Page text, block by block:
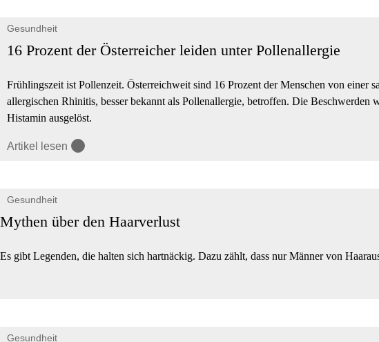
Gesundheit
16 Prozent der Österreicher leiden unter Pollenallergie
Frühlingszeit ist Pollenzeit. Österreichweit sind 16 Prozent der Menschen von einer
allergischen Rhinitis, besser bekannt als Pollenallergie, betroffen. Die Beschwerden
Histamin ausgelöst.
Artikel lesen
Gesundheit
Mythen über den Haarverlust
Es gibt Legenden, die halten sich hartnäckig. Dazu zählt, dass nur Männer von
Gesundheit